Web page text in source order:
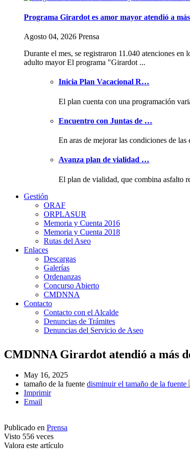
Programa Girardot es amor mayor atendió a
Agosto 04, 2026 Prensa
Durante el mes, se registraron 11.040 atenciones
adulto mayor El programa "Girardot ...
Inicia Plan Vacacional R…
El plan cuenta con una programación
Encuentro con Juntas de …
En aras de mejorar las condiciones de
Avanza plan de vialidad …
El plan de vialidad, que combina asfalto
Gestión
ORAF
ORPLASUR
Memoria y Cuenta 2016
Memoria y Cuenta 2018
Rutas del Aseo
Enlaces
Descargas
Galerías
Ordenanzas
Concurso Abierto
CMDNNA
Contacto
Contacto con el Alcalde
Denuncias de Trámites
Denuncias del Servicio de Aseo
CMDNNA Girardot atendió a más
May 16, 2025
tamaño de la fuente disminuir el tamaño de la fuente
Imprimir
Email
Publicado en Prensa
Visto 556 veces
Valora este artículo